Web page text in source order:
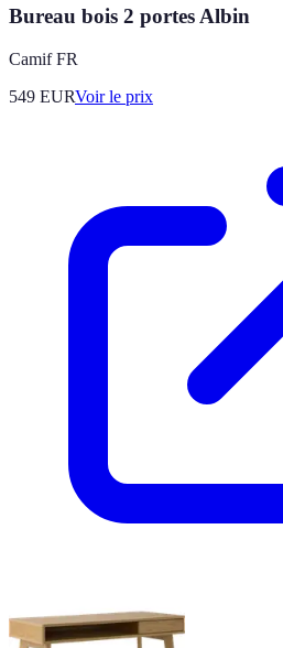
Bureau bois 2 portes Albin
Camif FR
549 EURVoir le prix